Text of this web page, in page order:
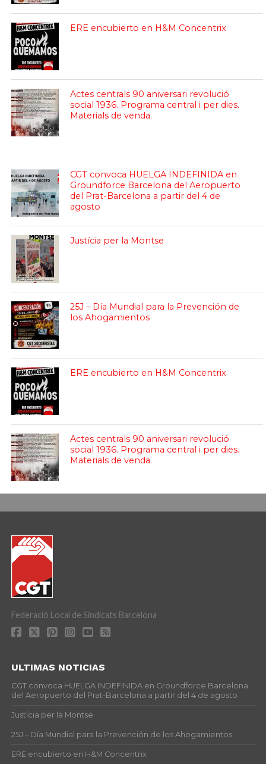
ERE encubierto en H&M Concentrix
Actes centrals 90 aniversari revolució
social 1936. Programa central i per dies.
Materials de venda.
CGT convoca HUELGA INDEFINIDA en
Groundforce Barcelona del Aeropuerto
del Prat-Barcelona a partir del 4 de
agosto
Justícia per la Montse
25J – Día Mundial para la Prevención de
los Ahogamientos
ERE encubierto en H&M Concentrix
Actes centrals 90 aniversari revolució
social 1936. Programa central i per dies.
Materials de venda.
Federació Local de Sindicats Barcelona
ULTIMAS NOTICIAS
CGT convoca HUELGA INDEFINIDA en Groundforce Barcelona
del Aeropuerto del Prat-Barcelona a partir del 4 de agosto
Justícia per la Montse
25J – Día Mundial para la Prevención de los Ahogamientos
ERE encubierto en H&M Concentrix